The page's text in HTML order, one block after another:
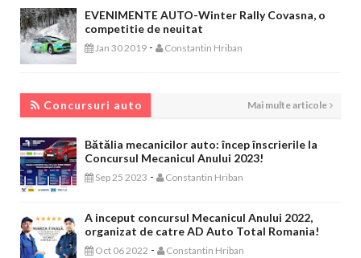
EVENIMENTE AUTO-Winter Rally Covasna, o
competitie de neuitat
Jan 30 2019 - Constantin Hriban
Concursuri auto Mai multe articole
Bătălia mecanicilor auto: încep înscrierile la
Concursul Mecanicul Anului 2023!
Sep 25 2023 - Constantin Hriban
A inceput concursul Mecanicul Anului 2022,
organizat de catre AD Auto Total Romania!
Oct 06 2022 - Constantin Hriban